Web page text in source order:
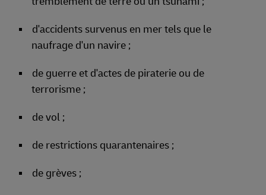
d'accidents survenus en mer tels que le
naufrage d'un navire ;
de guerre et d'actes de piraterie ou de
terrorisme ;
de vol ;
de restrictions quarantenaires ;
de grèves ;